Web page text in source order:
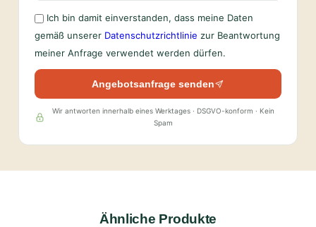
Ich bin damit einverstanden, dass meine Daten
gemäß unserer Datenschutzrichtlinie zur Beantwortung
meiner Anfrage verwendet werden dürfen.
Angebotsanfrage senden
Wir antworten innerhalb eines Werktages · DSGVO-konform · Kein
Spam
Ähnliche Produkte